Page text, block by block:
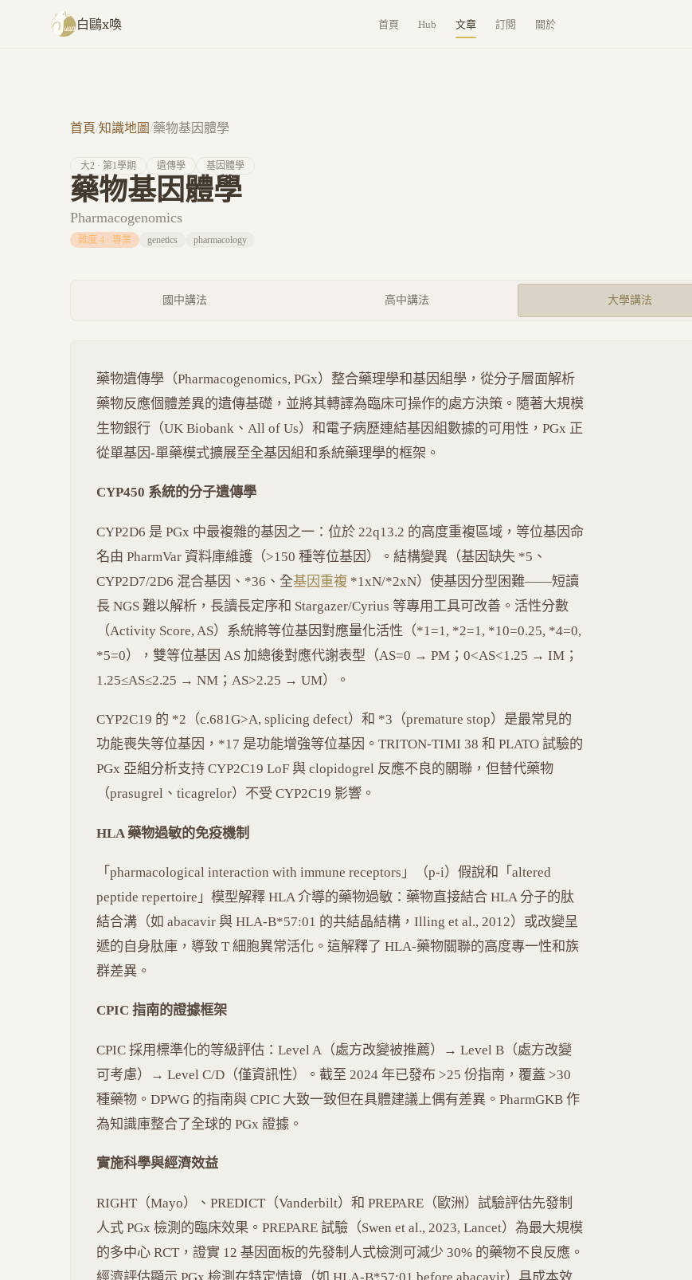
跳至主要內容
白鷗x喚 首頁 Hub 文章 訂閱 關於
首頁/知識地圖/藥物基因體學
大2 · 第1學期 遺傳學 基因體學
藥物基因體學
Pharmacogenomics
難度 4 · 專業 genetics pharmacology
國中講法 高中講法 大學講法
藥物遺傳學（Pharmacogenomics, PGx）整合藥理學和基因組學，從分子層面解析
藥物反應個體差異的遺傳基礎，並將其轉譯為臨床可操作的處方決策。隨著大規模
生物銀行（UK Biobank、All of Us）和電子病歷連結基因組數據的可用性，PGx 正
從單基因-單藥模式擴展至全基因組和系統藥理學的框架。
CYP450 系統的分子遺傳學
CYP2D6 是 PGx 中最複雜的基因之一：位於 22q13.2 的高度重複區域，等位基因命
名由 PharmVar 資料庫維護（>150 種等位基因）。結構變異（基因缺失 *5、
CYP2D7/2D6 混合基因、*36、全基因重複 *1xN/*2xN）使基因分型困難——短讀
長 NGS 難以解析，長讀長定序和 Stargazer/Cyrius 等專用工具可改善。活性分數
（Activity Score, AS）系統將等位基因對應量化活性（*1=1, *2=1, *10=0.25, *4=0,
*5=0），雙等位基因 AS 加總後對應代謝表型（AS=0 → PM；0<AS<1.25 → IM；
1.25≤AS≤2.25 → NM；AS>2.25 → UM）。
CYP2C19 的 *2（c.681G>A, splicing defect）和 *3（premature stop）是最常見的
功能喪失等位基因，*17 是功能增強等位基因。TRITON-TIMI 38 和 PLATO 試驗的
PGx 亞組分析支持 CYP2C19 LoF 與 clopidogrel 反應不良的關聯，但替代藥物
（prasugrel、ticagrelor）不受 CYP2C19 影響。
HLA 藥物過敏的免疫機制
「pharmacological interaction with immune receptors」（p-i）假說和「altered
peptide repertoire」模型解釋 HLA 介導的藥物過敏：藥物直接結合 HLA 分子的肽
結合溝（如 abacavir 與 HLA-B*57:01 的共結晶結構，Illing et al., 2012）或改變呈
遞的自身肽庫，導致 T 細胞異常活化。這解釋了 HLA-藥物關聯的高度專一性和族
群差異。
CPIC 指南的證據框架
CPIC 採用標準化的等級評估：Level A（處方改變被推薦）→ Level B（處方改變
可考慮）→ Level C/D（僅資訊性）。截至 2024 年已發布 >25 份指南，覆蓋 >30
種藥物。DPWG 的指南與 CPIC 大致一致但在具體建議上偶有差異。PharmGKB 作
為知識庫整合了全球的 PGx 證據。
實施科學與經濟效益
RIGHT（Mayo）、PREDICT（Vanderbilt）和 PREPARE（歐洲）試驗評估先發制
人式 PGx 檢測的臨床效果。PREPARE 試驗（Swen et al., 2023, Lancet）為最大規模
的多中心 RCT，證實 12 基因面板的先發制人式檢測可減少 30% 的藥物不良反應。
經濟評估顯示 PGx 檢測在特定情境（如 HLA-B*57:01 before abacavir）具成本效